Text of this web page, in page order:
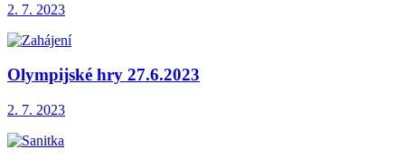
2. 7. 2023
Olympijské hry 27.6.2023
2. 7. 2023